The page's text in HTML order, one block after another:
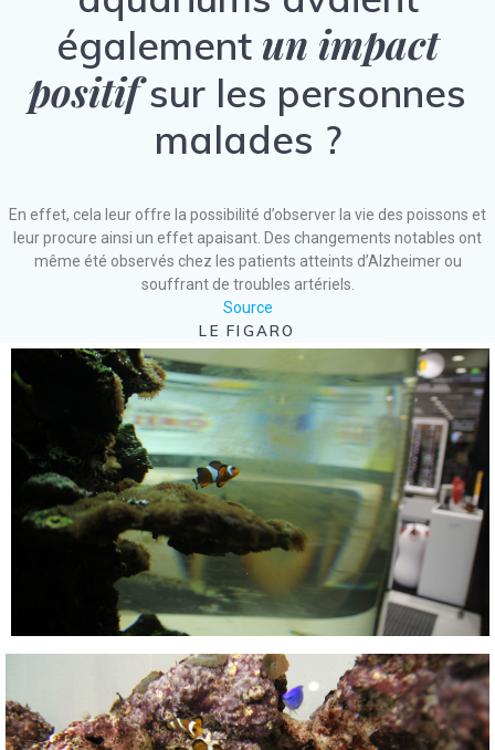
également un impact
positifsur les personnes
malades ?
En effet, cela leur offre la possibilité d’observer la vie des poissons et
leur procure ainsi un effet apaisant. Des changements notables ont
même été observés chez les patients atteints d’Alzheimer ou
souffrant de troubles artériels.
Source
LE FIGARO